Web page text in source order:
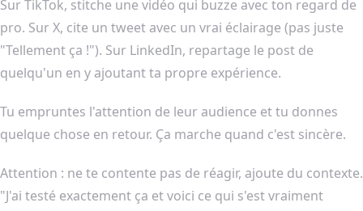
Sur TikTok, stitche une vidéo qui buzze avec ton regard de
pro. Sur X, cite un tweet avec un vrai éclairage (pas juste
"Tellement ça !"). Sur LinkedIn, repartage le post de
quelqu'un en y ajoutant ta propre expérience.
Tu empruntes l'attention de leur audience et tu donnes
quelque chose en retour. Ça marche quand c'est sincère.
Attention : ne te contente pas de réagir, ajoute du contexte.
"J'ai testé exactement ça et voici ce qui s'est vraiment